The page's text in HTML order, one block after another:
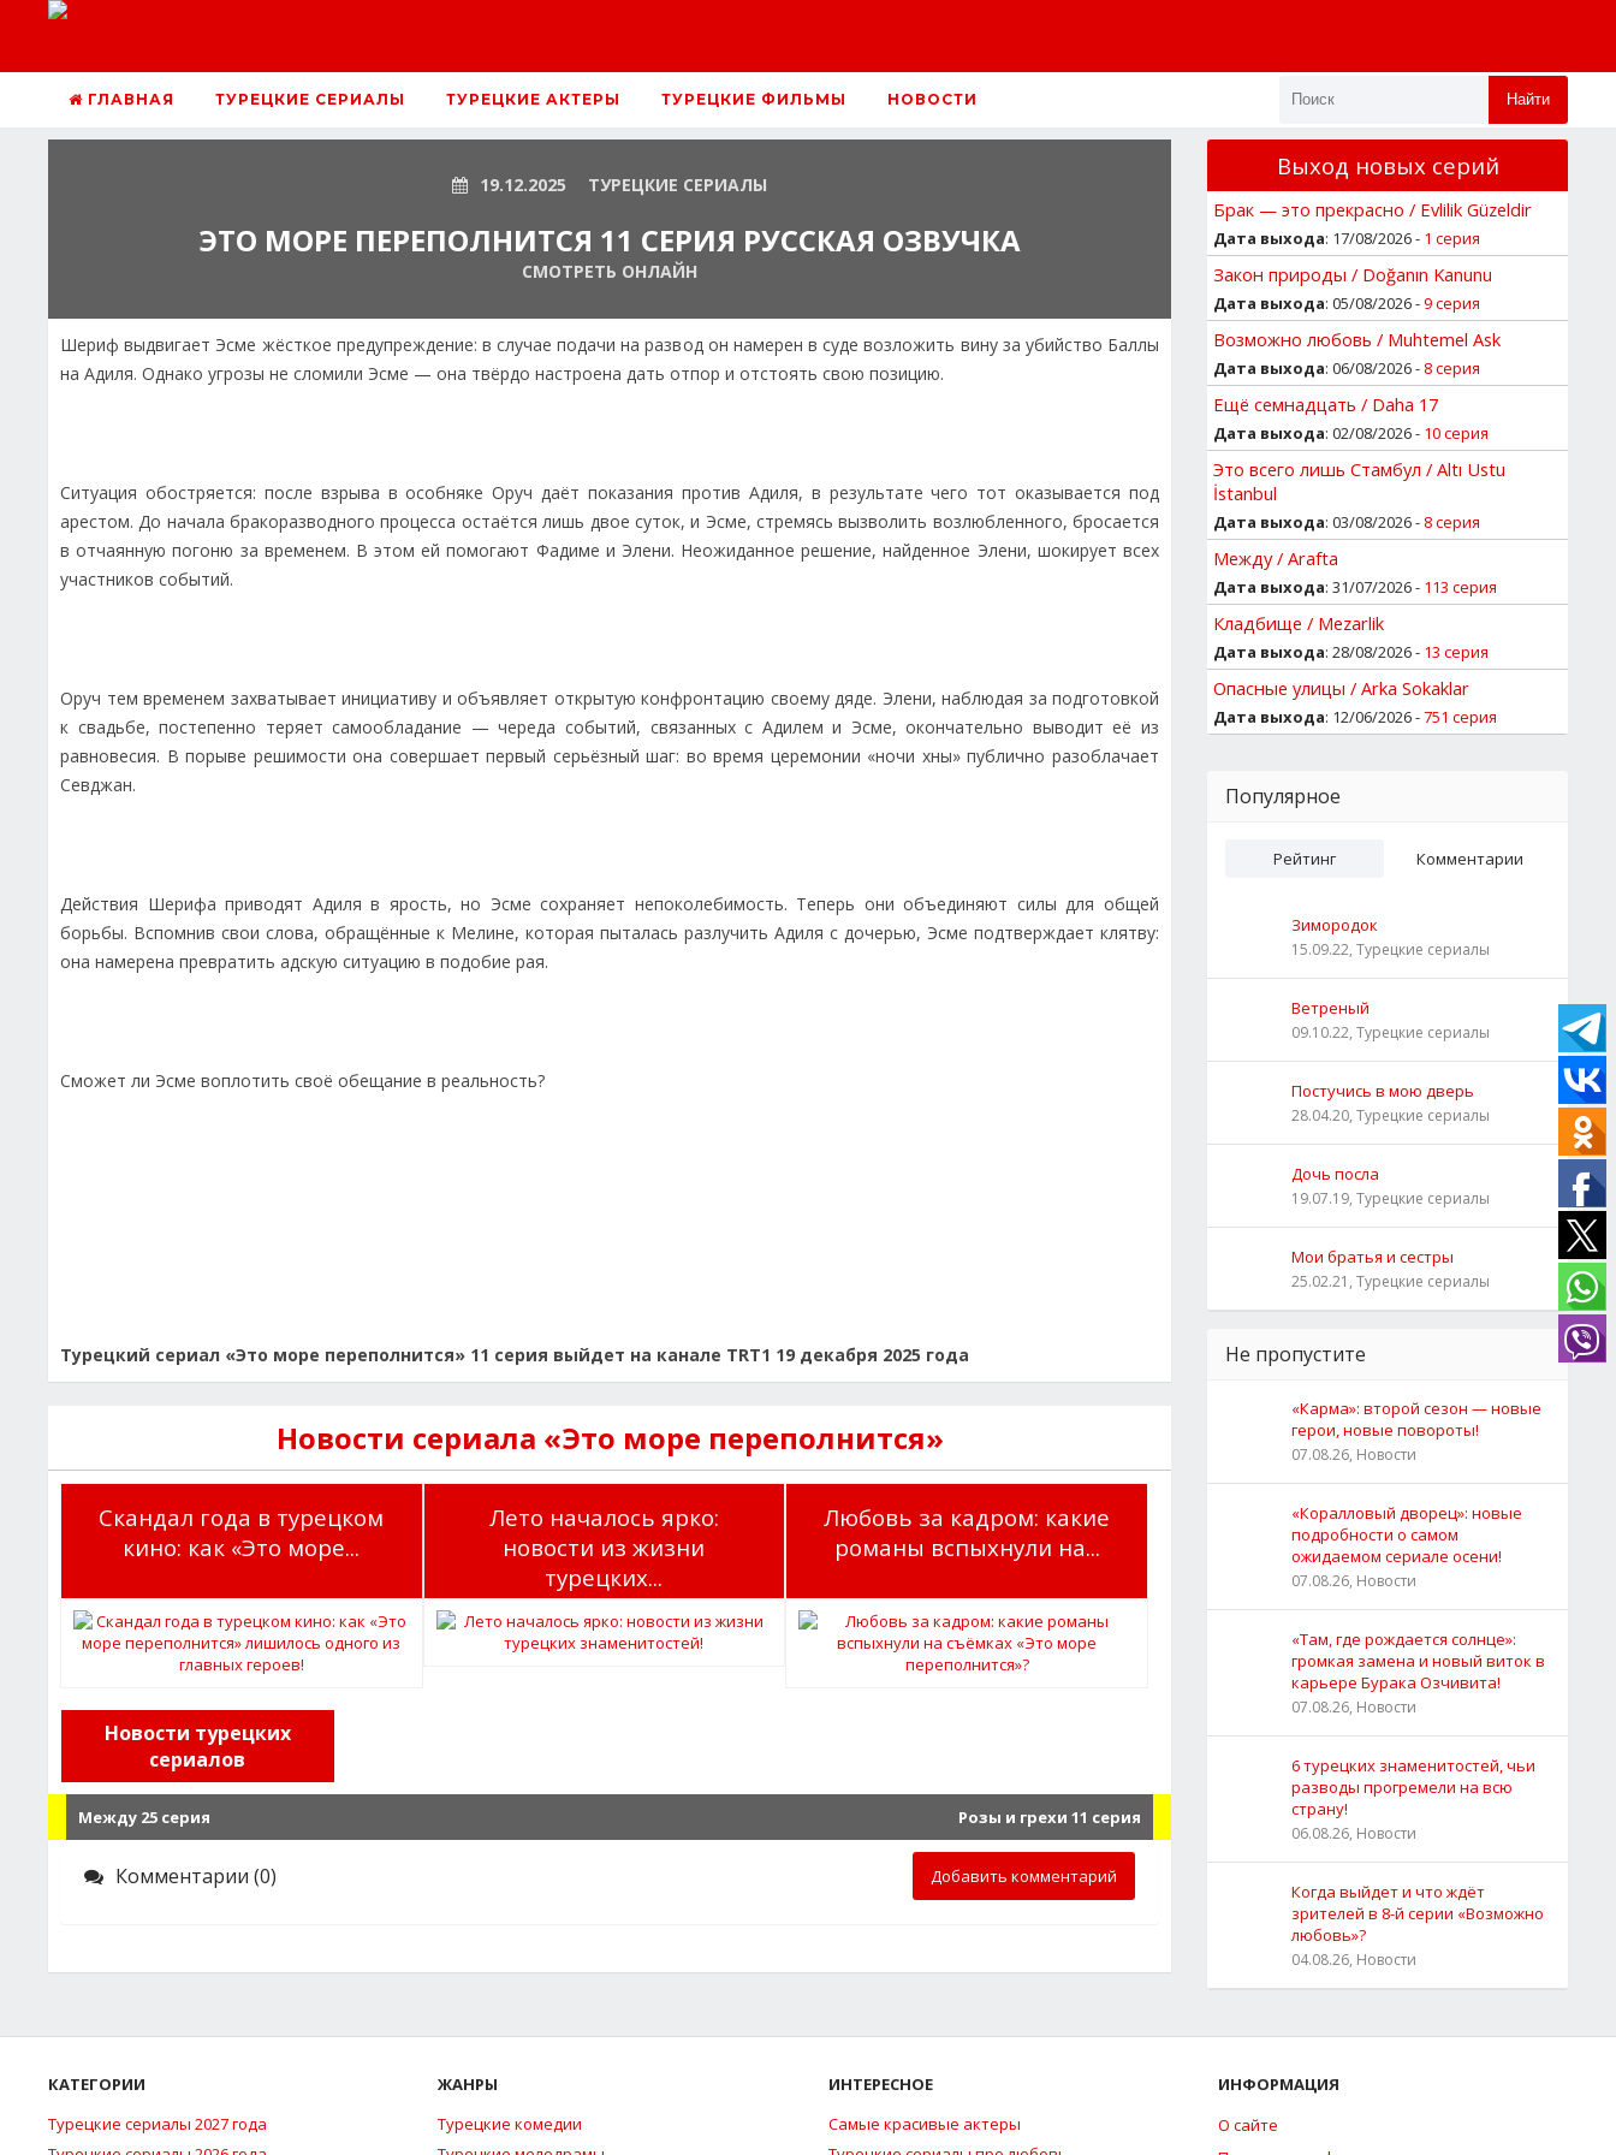
ГЛАВНАЯ ТУРЕЦКИЕ СЕРИАЛЫ ТУРЕЦКИЕ АКТЕРЫ ТУРЕЦКИЕ ФИЛЬМЫ НОВОСТИ Найти
19.12.2025 ТУРЕЦКИЕ СЕРИАЛЫ
ЭТО МОРЕ ПЕРЕПОЛНИТСЯ 11 СЕРИЯ РУССКАЯ ОЗВУЧКА
СМОТРЕТЬ ОНЛАЙН
Шериф выдвигает Эсме жёсткое предупреждение: в случае подачи на развод он намерен в суде возложить вину за убийство Баллы
на Адиля. Однако угрозы не сломили Эсме — она твёрдо настроена дать отпор и отстоять свою позицию.
Ситуация обостряется: после взрыва в особняке Оруч даёт показания против Адиля, в результате чего тот оказывается под
арестом. До начала бракоразводного процесса остаётся лишь двое суток, и Эсме, стремясь вызволить возлюбленного, бросается
в отчаянную погоню за временем. В этом ей помогают Фадиме и Элени. Неожиданное решение, найденное Элени, шокирует всех
участников событий.
Оруч тем временем захватывает инициативу и объявляет открытую конфронтацию своему дяде. Элени, наблюдая за подготовкой
к свадьбе, постепенно теряет самообладание — череда событий, связанных с Адилем и Эсме, окончательно выводит её из
равновесия. В порыве решимости она совершает первый серьёзный шаг: во время церемонии «ночи хны» публично разоблачает
Севджан.
Действия Шерифа приводят Адиля в ярость, но Эсме сохраняет непоколебимость. Теперь они объединяют силы для общей
борьбы. Вспомнив свои слова, обращённые к Мелине, которая пыталась разлучить Адиля с дочерью, Эсме подтверждает клятву:
она намерена превратить адскую ситуацию в подобие рая.
Сможет ли Эсме воплотить своё обещание в реальность?
Турецкий сериал «Это море переполнится» 11 серия выйдет на канале TRT1 19 декабря 2025 года
Новости сериала «Это море переполнится»
Скандал года в турецком
кино: как «Это море...
Лето началось ярко:
новости из жизни
турецких...
Любовь за кадром: какие
романы вспыхнули на...
Новости турецких
сериалов
Между 25 серия Розы и грехи 11 серия
Комментарии (0) Добавить комментарий
Выход новых серий
Брак — это прекрасно / Evlilik Güzeldir
Дата выхода: 17/08/2026 - 1 серия
Закон природы / Doğanın Kanunu
Дата выхода: 05/08/2026 -9 серия
Возможно любовь / Muhtemel Ask
Дата выхода: 06/08/2026 - 8 серия
Ещё семнадцать / Daha 17
Дата выхода: 02/08/2026 - 10 серия
Это всего лишь Стамбул / Altı Ustu
İstanbul
Дата выхода: 03/08/2026 - 8 серия
Между / Arafta
Дата выхода: 31/07/2026 - 113 серия
Кладбище / Mezarlik
Дата выхода: 28/08/2026 - 13 серия
Опасные улицы / Arka Sokaklar
Дата выхода: 12/06/2026 -751 серия
Популярное
Рейтинг Комментарии
Зимородок
15.09.22, Турецкие сериалы
Ветреный
09.10.22, Турецкие сериалы
Постучись в мою дверь
28.04.20, Турецкие сериалы
Дочь посла
19.07.19, Турецкие сериалы
Мои братья и сестры
25.02.21, Турецкие сериалы
Не пропустите
«Карма»: второй сезон — новые
герои, новые повороты!
07.08.26, Новости
«Коралловый дворец»: новые
подробности о самом
ожидаемом сериале осени!
07.08.26, Новости
«Там, где рождается солнце»:
громкая замена и новый виток в
карьере Бурака Озчивита!
07.08.26, Новости
6 турецких знаменитостей, чьи
разводы прогремели на всю
страну!
06.08.26, Новости
Когда выйдет и что ждёт
зрителей в 8-й серии «Возможно
любовь»?
04.08.26, Новости
КАТЕГОРИИ
Турецкие сериалы 2027 года
ЖАНРЫ
Турецкие комедии
ИНТЕРЕСНОЕ
Самые красивые актеры
ИНФОРМАЦИЯ
О сайте